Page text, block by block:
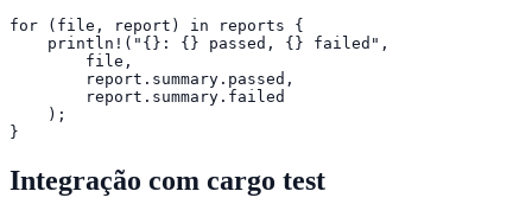
for (file, report) in reports {
    println!("{}: {} passed, {} failed",
        file,
        report.summary.passed,
        report.summary.failed
    );
}
Integração com cargo test